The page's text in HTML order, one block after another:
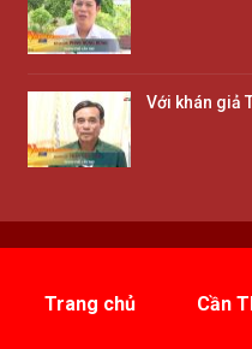
Với khán giả
Trang chủ Cần